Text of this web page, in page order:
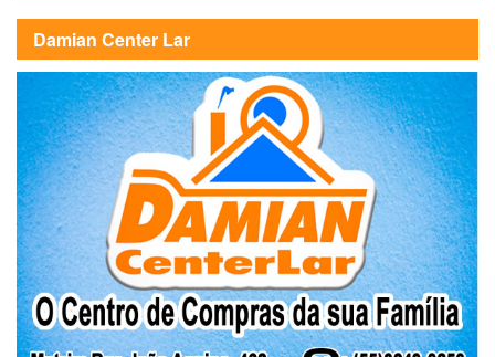
Damian Center Lar